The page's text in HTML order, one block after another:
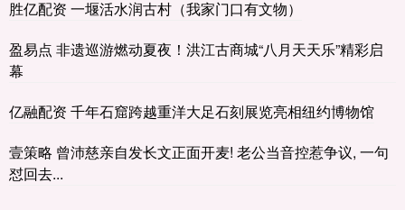
胜亿配资 一堰活水润古村（我家门口有文物）
盈易点 非遗巡游燃动夏夜！洪江古商城“八月天天乐”精彩启
幕
亿融配资 千年石窟跨越重洋大足石刻展览亮相纽约博物馆
壹策略 曾沛慈亲自发长文正面开麦! 老公当音控惹争议, 一句
怼回去...